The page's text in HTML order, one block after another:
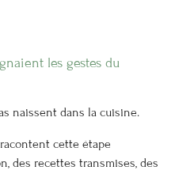
les gestes du
naissent dans la cuisine.
cette étape
des recettes transmises, des